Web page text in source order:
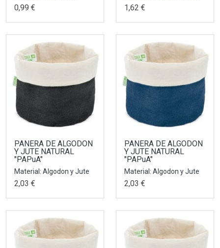
0,99 € 1,62 €
PANERA DE ALGODON
Y JUTE NATURAL
"PAPuA"
Material: Algodon y Jute
2,03 €
PANERA DE ALGODON
Y JUTE NATURAL
"PAPuA"
Material: Algodon y Jute
2,03 €